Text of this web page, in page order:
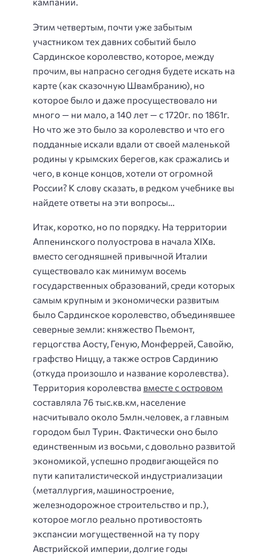
Этим четвертым, почти уже забытым
участником тех давних событий было
Сардинское королевство, которое, между
прочим, вы напрасно сегодня будете искать на
карте (как сказочную Швамбранию), но
которое было и даже просуществовало ни
много — ни мало, а 140 лет — с 1720г. по 1861г.
Но что же это было за королевство и что его
подданные искали вдали от своей маленькой
родины у крымских берегов, как сражались и
чего, в конце концов, хотели от огромной
России? К слову сказать, в редком учебнике вы
найдете ответы на эти вопросы…
Итак, коротко, но по порядку. На территории
Аппенинского полуострова в начала XIXв.
вместо сегодняшней привычной Италии
существовало как минимум восемь
государственных образований, среди которых
самым крупным и экономически развитым
было Сардинское королевство, объединявшее
северные земли: княжество Пьемонт,
герцогства Аосту, Геную, Монферрей, Савойю,
графство Ниццу, а также остров Сардинию
(откуда произошло и название королевства).
Территория королевства вместе с островом
составляла 76 тыс.кв.км, население
насчитывало около 5млн.человек, а главным
городом был Турин. Фактически оно было
единственным из восьми, с довольно развитой
экономикой, успешно продвигающейся по
пути капиталистической индустриализации
(металлургия, машиностроение,
железнодорожное строительство и пр.),
которое могло реально противостоять
экспансии могущественной на ту пору
Австрийской империи, долгие годы